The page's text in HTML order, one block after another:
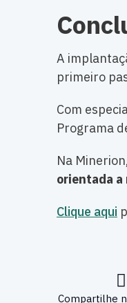
A
primeiro
Com
Programa
Na
orientada
Clique aqui
Compartilhe